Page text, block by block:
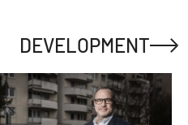
DEVELOPMENT